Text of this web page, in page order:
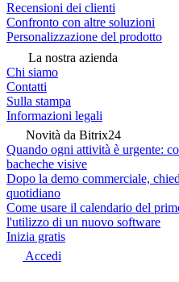
Recensioni dei clienti
Confronto con altre soluzioni
Personalizzazione del prodotto
La nostra azienda
Chi siamo
Contatti
Sulla stampa
Informazioni legali
Novità da Bitrix24
Quando ogni attività è urgente:
bacheche visive
Dopo la demo commerciale,
quotidiano
Come usare il calendario del
l'utilizzo di un nuovo software
Inizia gratis
Accedi